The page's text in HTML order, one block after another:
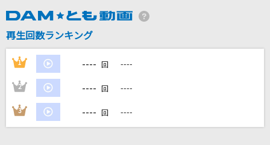
lulu.
Mrs. GREEN APPLE
Runner
爆風スランプ(BAKUFU-SLUMP)
[生音]M
PRINCESS PRINCESS
再生回数ランキング
1 ---- 回 ----
2 ---- 回 ----
3 ---- 回 ----